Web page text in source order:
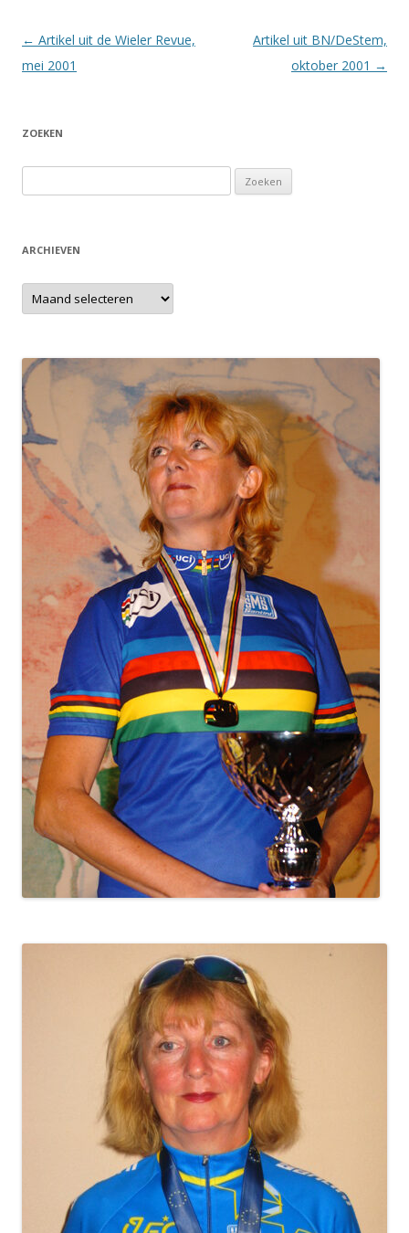
Berichtnavigatie
← Artikel uit de Wieler Revue,
mei 2001
Artikel uit BN/DeStem,
oktober 2001 →
ZOEKEN
naar:
ARCHIEVEN
Archieven